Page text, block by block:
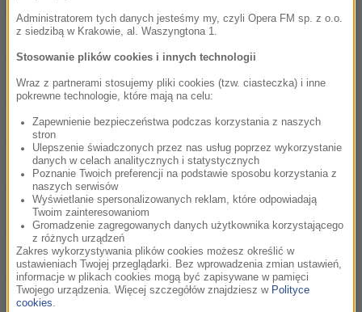
Tadeusz Baranowski 00:12:37
Italo Calvino
Andrzej Sapkowski - "Wiedźmin"
Bohumil Hrabal 00:15:17
Mario Vargas Llosa
Stanisław Lem 00:16:14
Tove Jansson 00:12:59
Administratorem tych danych jesteśmy my, czyli Opera FM sp. z o.o.
z siedzibą w Krakowie, al. Waszyngtona 1.
Stosowanie plików cookies i innych technologii
Wraz z partnerami stosujemy pliki cookies (tzw. ciasteczka) i inne
pokrewne technologie, które mają na celu:
Zapewnienie bezpieczeństwa podczas korzystania z naszych
stron
Ulepszenie świadczonych przez nas usług poprzez wykorzystanie
danych w celach analitycznych i statystycznych
Poznanie Twoich preferencji na podstawie sposobu korzystania z
naszych serwisów
Wyświetlanie spersonalizowanych reklam, które odpowiadają
Twoim zainteresowaniom
Gromadzenie zagregowanych danych użytkownika korzystającego
z różnych urządzeń
Zakres wykorzystywania plików cookies możesz określić w
ustawieniach Twojej przeglądarki. Bez wprowadzenia zmian ustawień,
informacje w plikach cookies mogą być zapisywane w pamięci
Twojego urządzenia. Więcej szczegółów znajdziesz w Polityce
cookies.